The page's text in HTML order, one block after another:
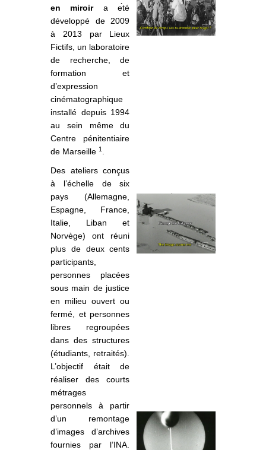
en miroir
a été
développé de 2009
à 2013 par Lieux
Fictifs, un laboratoire
de recherche, de
formation et
d’expression
cinématographique
installé depuis 1994
au sein même du
Centre pénitentiaire
de Marseille 1
Des ateliers conçus
à l’échelle de six
pays (Allemagne,
Espagne, France,
Italie, Liban et
Norvège) ont réuni
plus de deux cents
participants,
personnes placées
sous main de justice
en milieu ouvert ou
fermé, et personnes
libres regroupées
dans des structures
(étudiants, retraités).
L’objectif était de
réaliser des courts
métrages
personnels à partir
d’un remontage
d’images d’archives
fournies par l’INA.